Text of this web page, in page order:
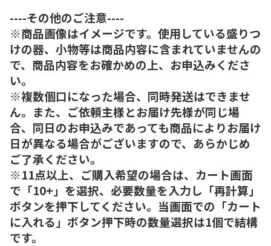
----その他のご注意----
※商品画像はイメージです。使用している盛りつ
けの器、小物等は商品内容に含まれていませんの
で、商品内容をお確かめの上、お申込みくださ
い。
※複数個口になった場合、同時発送はできませ
ん。また、ご依頼主様とお届け先様が同じ場
合、同日のお申込みであっても商品によりお届け
日が異なる場合がございますので、あらかじめ
ご了承ください。
※11点以上、ご購入希望の場合は、カート画面
で「10+」を選択、必要数量を入力し「再計算」
ボタンを押下してください。当画面での「カート
に入れる」ボタン押下時の数量選択は1個で結構
です。